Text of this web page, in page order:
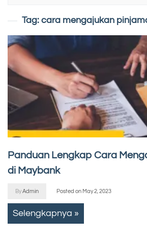
Tag: cara mengajukan
Panduan Lengkap Cara
di Maybank
ByAdmin Posted on May 2, 2023
Selengkapnya »